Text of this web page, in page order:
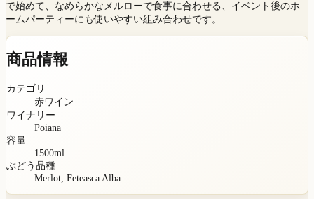
で始めて、なめらかなメルローで食事に合わせる、イベント後のホ
ームパーティーにも使いやすい組み合わせです。
商品情報
カテゴリ
赤ワイン
ワイナリー
Poiana
容量
1500ml
ぶどう品種
Merlot, Feteasca Alba